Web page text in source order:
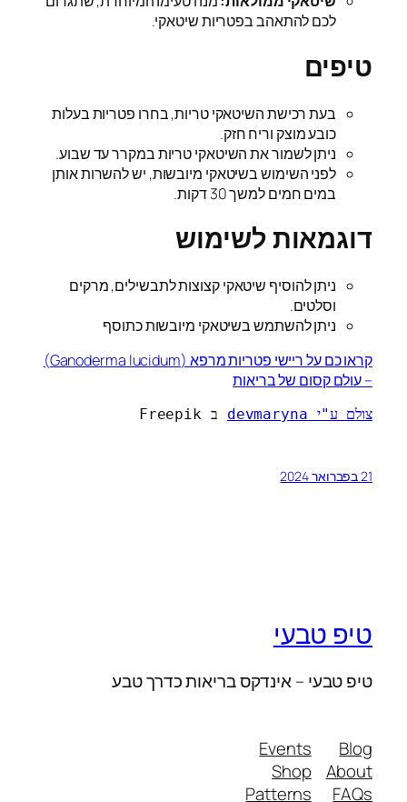
לכם להתאהב בפטריות שיטאקי.
טיפים
בעת רכישת השיטאקי טריות, בחרו פטריות בעלות
כובע מוצק וריח חזק.
ניתן לשמור את השיטאקי טריות במקרר עד שבוע.
לפני השימוש בשיטאקי מיובשות, יש להשרות אותן
במים חמים למשך 30 דקות.
דוגמאות לשימוש
ניתן להוסיף שיטאקי קצוצות לתבשילים, מרקים
וסלטים.
ניתן להשתמש בשיטאקי מיובשות כתוסף
קראו כם על ריישי פטריות מרפא (Ganoderma lucidum)
– עולם קסום של בריאות
צולם ע"י devmaryna ב Freepik
21 בפברואר 2024
טיפ טבעי
טיפ טבעי – אינדקס בריאות כדרך טבע
Blog
About
FAQs
Events
Shop
Patterns